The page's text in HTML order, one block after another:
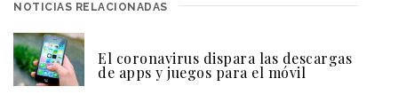
NOTICIAS RELACIONADAS
El coronavirus dispara las descargas
de apps y juegos para el móvil